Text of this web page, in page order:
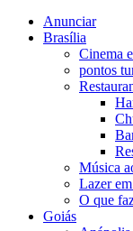
Anunciar
Brasília
Cinema
pontos
Música
Lazer
O que
Goiás